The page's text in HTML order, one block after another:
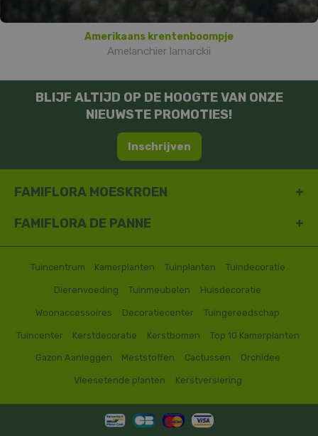
Amerikaans krentenboompje
Amelanchier lamarckii
BLIJF ALTIJD OP DE HOOGTE VAN ONZE
NIEUWSTE PROMOTIES!
Inschrijven
FAMIFLORA MOESKROEN
FAMIFLORA DE PANNE
Tuincentrum Kamerplanten Tuinplanten Tuindecoratie
Dierenvoeding Tuinmeubelen Huisdecoratie
Woonaccessoires Decoratiecenter Tuingereedschap
Tuincenter Kerstdecoratie Kerstbomen Top 10 Kamerplanten
Gazon Aanleggen Meststoffen Cactussen Orchidee
Vleesetende planten Kerstversiering